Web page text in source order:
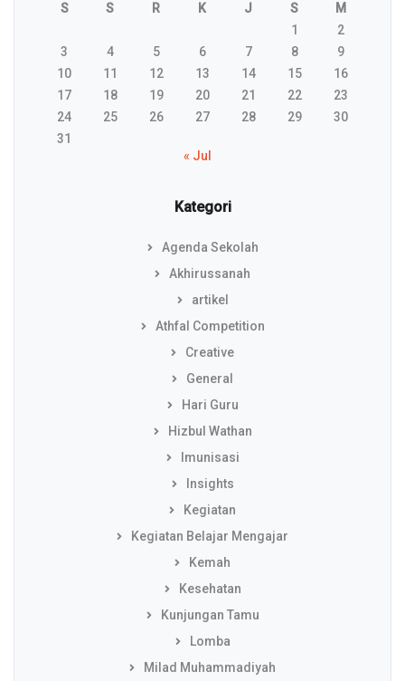
S
S R K J S
M
1
2
3
4 5 6 7 8
9
10
11 12 13 14 15
16
17
18 19 20 21 22
23
24
25 26 27 28 29
30
31
« Jul
Kategori
Agenda Sekolah
Akhirussanah
artikel
Athfal Competition
Creative
General
Hari Guru
Hizbul Wathan
Imunisasi
Insights
Kegiatan
Kegiatan Belajar Mengajar
Kemah
Kesehatan
Kunjungan Tamu
Lomba
Milad Muhammadiyah